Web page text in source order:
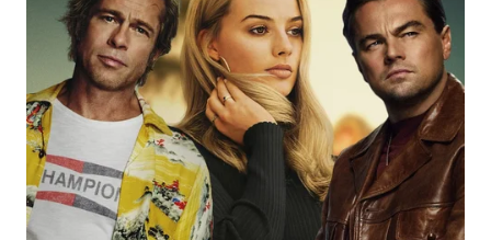
WN
BENGKULU
WN
LAMPUNG
WN
JATENG